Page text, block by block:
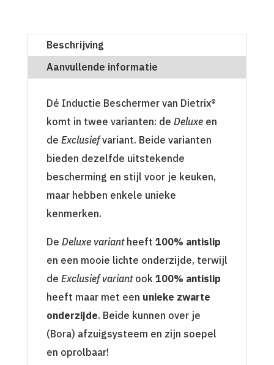
Beschrijving
Aanvullende informatie
Dé Inductie Beschermer van Dietrix®
komt in twee varianten: de Deluxeen
de Exclusiefvariant. Beide varianten
bieden dezelfde uitstekende
bescherming en stijl voor je keuken,
maar hebben enkele unieke
kenmerken.
De Deluxe variantheeft 100% antislip
en een mooie lichte onderzijde, terwijl
de Exclusief variantook 100% antislip
heeft maar met een unieke zwarte
onderzijde. Beide kunnen over je
(Bora) afzuigsysteem en zijn soepel
en oprolbaar!